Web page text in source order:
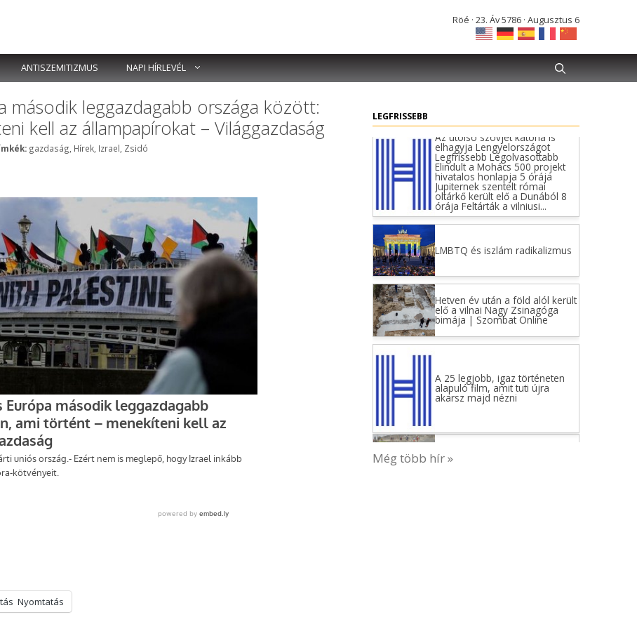
Röé · 23. Áv 5786 · Augusztus 6
ANTISZEMITIZMUS NAPI HÍRLEVÉL
második leggazdagabb országa között:
kell az állampapírokat – Világgazdaság
Címkék
gazdaság Hírek Izrael Zsidó
Nyomtatás
LEGFRISSEBB
Hetven év után a föld alól került
elő a vilnai Nagy Zsinagóga
A 25 legjobb, igaz történeten
alapuló film, amit tuti újra
akarsz majd nézni
Tízezrével jöhetnek a
menekültek megint, csak ezúttal
nem Törökország felől
Ideje volt: megszűnt az
antiszemita Takaró Mihály
befolyása az oktatás
irányítására – Neokohn
1548 Időpocsékolás vagy
segítés? – Oberlander Báruch
(Reé hetisz., beteg; levél az
orvosnak; cedáká) – Zsido.com
Elutasítja Netanjahu a Hamász
leszerelésének feltételeit,
amelyeket Trump Béketanácsa
javasol
Még több hír »